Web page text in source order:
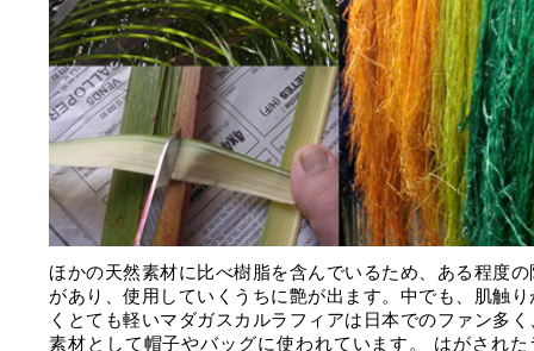
ほかの天然素材に比べ樹脂を含んでいるため、ある程度
があり、使用していくうちに艶が出ます。中でも、肌触
くとても軽いマダガスカルラフィアは日本でのファン多
素材として帽子やバッグに使われています。 はがされた